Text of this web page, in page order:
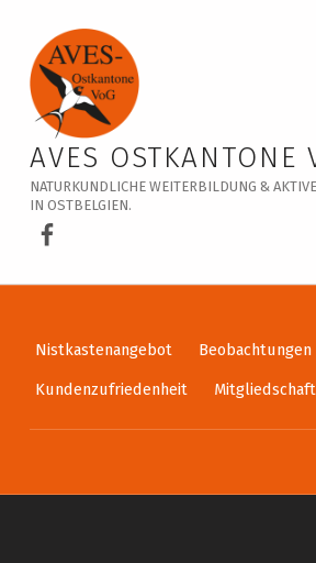
Veranstaltungskalender – AVES Ostkantone VoG
AVES OSTKANTONE
NATURKUNDLICHE WEITERBILDUNG &
IN OSTBELGIEN.
AVES Ostkantone bei
Nistkastenangebot
Kundenzufriedenheit
Mitgliedschaft